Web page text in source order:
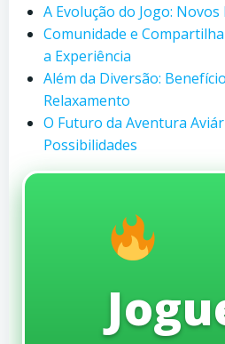
A Evolução do Jogo:
Comunidade e
a Experiência
Além da Diversão:
Relaxamento
O Futuro da Aventura
Possibilidades